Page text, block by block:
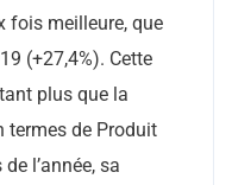
fois meilleure, que
(+27,4%). Cette
plus que la
termes de Produit
l’année, sa